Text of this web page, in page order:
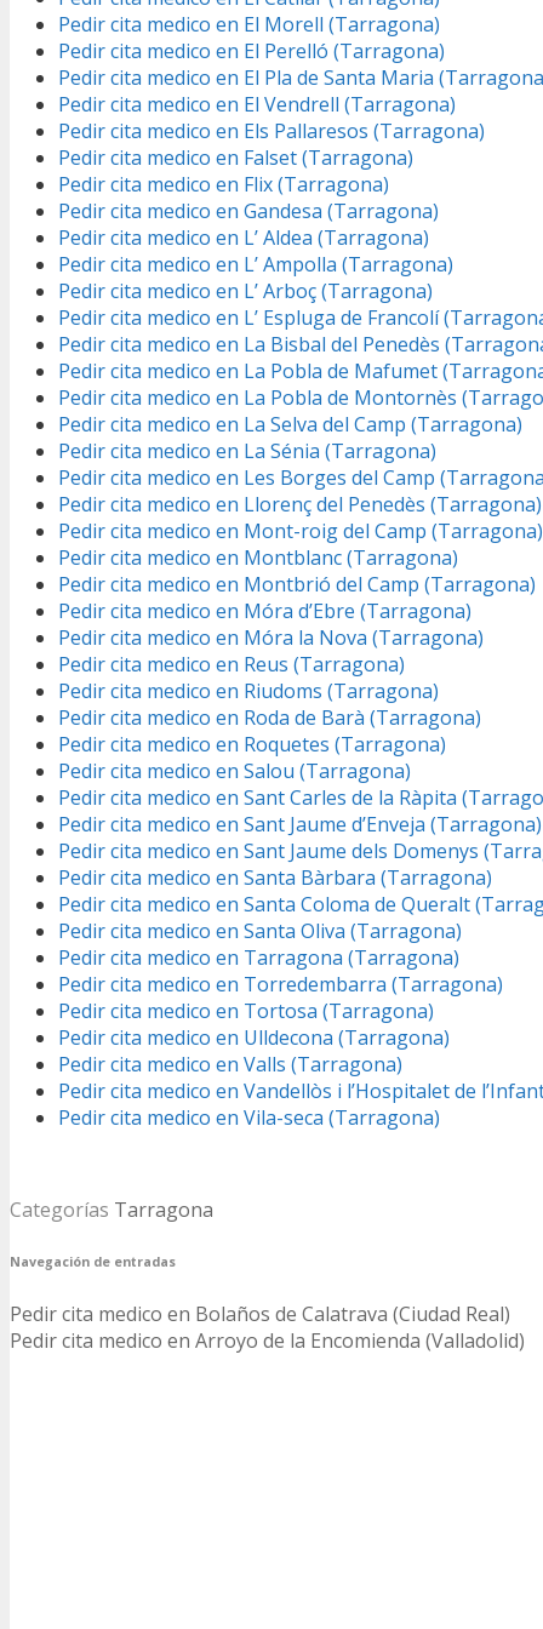
Pedir cita medico en El Morell (Tarragona)
Pedir cita medico en El Perelló (Tarragona)
Pedir cita medico en El Pla de Santa Maria
Pedir cita medico en El Vendrell (Tarragona)
Pedir cita medico en Els Pallaresos (Tarragona)
Pedir cita medico en Falset (Tarragona)
Pedir cita medico en Flix (Tarragona)
Pedir cita medico en Gandesa (Tarragona)
Pedir cita medico en L’ Aldea (Tarragona)
Pedir cita medico en L’ Ampolla (Tarragona)
Pedir cita medico en L’ Arboç (Tarragona)
Pedir cita medico en L’ Espluga de Francolí
Pedir cita medico en La Bisbal del Penedès
Pedir cita medico en La Pobla de Mafumet
Pedir cita medico en La Pobla de Montornès
Pedir cita medico en La Selva del Camp (Tarragona)
Pedir cita medico en La Sénia (Tarragona)
Pedir cita medico en Les Borges del Camp
Pedir cita medico en Llorenç del Penedès (Tarragona)
Pedir cita medico en Mont-roig del Camp (Tarragona)
Pedir cita medico en Montblanc (Tarragona)
Pedir cita medico en Montbrió del Camp (Tarragona)
Pedir cita medico en Móra d’Ebre (Tarragona)
Pedir cita medico en Móra la Nova (Tarragona)
Pedir cita medico en Reus (Tarragona)
Pedir cita medico en Riudoms (Tarragona)
Pedir cita medico en Roda de Barà (Tarragona)
Pedir cita medico en Roquetes (Tarragona)
Pedir cita medico en Salou (Tarragona)
Pedir cita medico en Sant Carles de la Ràpita
Pedir cita medico en Sant Jaume d’Enveja (Tarragona)
Pedir cita medico en Sant Jaume dels Domenys
Pedir cita medico en Santa Bàrbara (Tarragona)
Pedir cita medico en Santa Coloma de Queralt
Pedir cita medico en Santa Oliva (Tarragona)
Pedir cita medico en Tarragona (Tarragona)
Pedir cita medico en Torredembarra (Tarragona)
Pedir cita medico en Tortosa (Tarragona)
Pedir cita medico en Ulldecona (Tarragona)
Pedir cita medico en Valls (Tarragona)
Pedir cita medico en Vandellòs i l’Hospitalet de
Pedir cita medico en Vila-seca (Tarragona)
Categorías Tarragona
Navegación de entradas
Pedir cita medico en Bolaños de Calatrava (Ciudad Real)
Pedir cita medico en Arroyo de la Encomienda (Valladolid)